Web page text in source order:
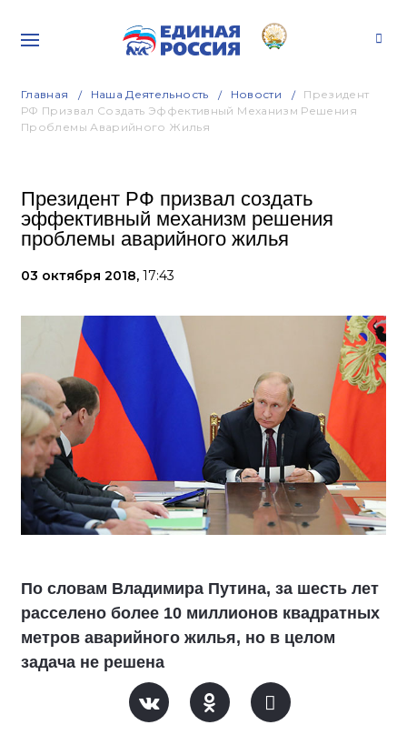
Главная Наша Деятельность Новости
Президент
РФ Призвал Создать Эффективный Механизм Решения
Проблемы Аварийного Жилья
Президент РФ призвал создать
эффективный механизм решения
проблемы аварийного жилья
03 октября 2018, 17:43
По словам Владимира Путина, за шесть лет
расселено более 10 миллионов квадратных
метров аварийного жилья, но в целом
задача не решена